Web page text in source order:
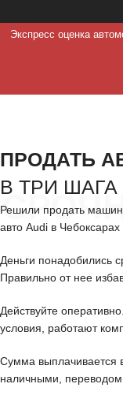
Экспресс оценка
ПРОДАТЬ
В ТРИ ШАГА
Решили продать
авто Audi в
Деньги понадобились
Правильно от нее
Действуйте
условия, работают
Сумма выплачивается
наличными,